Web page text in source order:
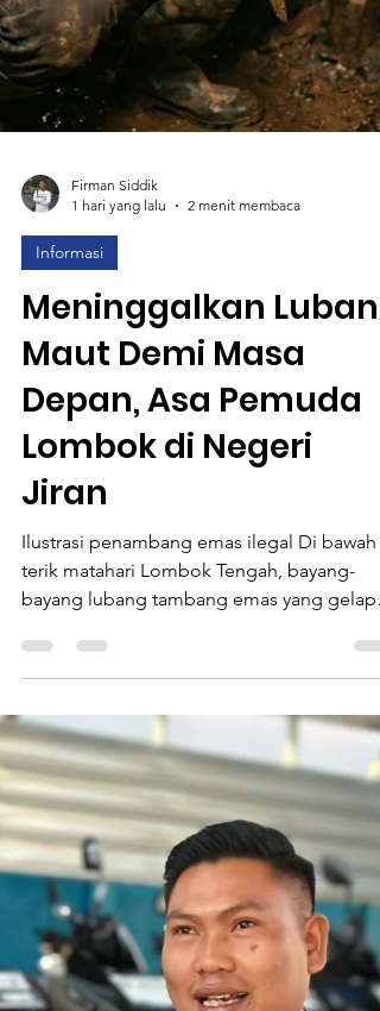
Firman Siddik
1 hari yang lalu
2 menit membaca
Informasi
Meninggalkan Lubang
Maut Demi Masa
Depan, Asa Pemuda
Lombok di Negeri
Jiran
Ilustrasi penambang emas ilegal Di bawah
terik matahari Lombok Tengah, bayang-
bayang lubang tambang emas yang gelap
dan sempit masih menghantui ingatan para
pemuda di Desa Pengenjek Kecamatan
Jonggat Kabupaten Lombok Tengah. Bagi
mereka, menambang emas bukan sekadar
pekerjaan, melainkan taruhan nyawa demi
sesuap nasi. Namun kini, arah angin
berubah. Sebagian dari mereka memilih
untuk menanggalkan senter tambang dan
bersiap mengadu nasib sebagai Pekerja